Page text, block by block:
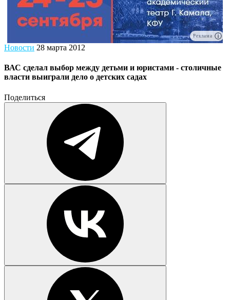
Реклама
Новости 28 марта 2012
ВАС сделал выбор между детьми и юристами - столичные
власти выиграли дело о детских садах
Поделиться